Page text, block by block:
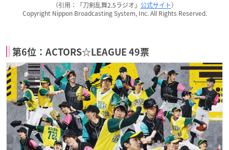
（引用：「刀剣乱舞2.5ラジオ」 公式サイト）
Copyright Nippon Broadcasting System, Inc. All Rights Reserved.
第6位：ACTORS☆LEAGUE 49票